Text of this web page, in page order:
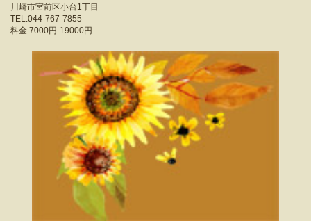
川崎市宮前区小台1丁目
TEL:044-767-7855
料金 7000円-19000円